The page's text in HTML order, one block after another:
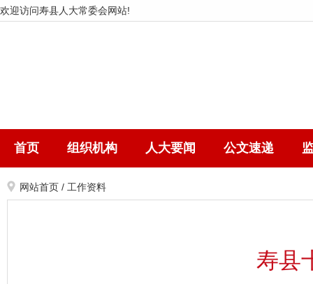
欢迎访问寿县人大常委会网站!
首页 组织机构 人大要闻 公文速递
网站首页 / 工作资料
寿县